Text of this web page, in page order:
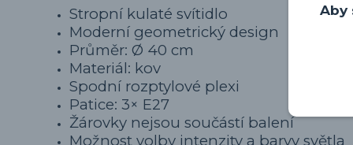
Stropní kulaté svítidlo
Moderní geometrický design
Průměr: Ø 40 cm
Materiál: kov
Spodní rozptylové plexi
Patice: 3× E27
Žárovky nejsou součástí balení
Možnost volby intenzity a barvy světla
Aby